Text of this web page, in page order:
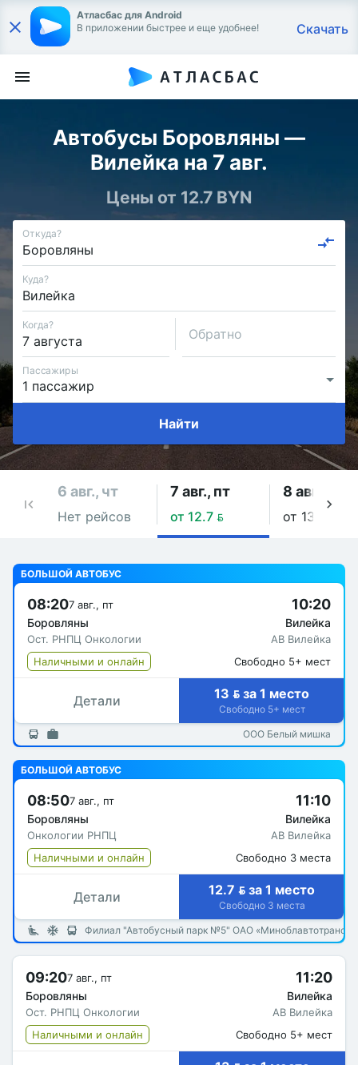
Атласбас для Android
В приложении быстрее и еще удобнее!
Скачать
Автобусы Боровляны —
Вилейка на 7 авг.
Цены от 12.7 BYN
Откуда?
Куда?
Когда?
Обратно
Пассажиры
Найти
6 авг., чт
Нет рейсов
7 авг., пт
от 12.7 
8 авг., сб
от 13 
БОЛЬШОЙ АВТОБУС
08:207 авг., пт
Боровляны
Ост. РНПЦ Онкологии
10:20
Вилейка
АВ Вилейка
Наличными и онлайн
Свободно 5+ мест
Детали 13  за 1 место
Свободно 5+ мест
ООО Белый мишка
БОЛЬШОЙ АВТОБУС
08:507 авг., пт
Боровляны
Онкологии РНПЦ
11:10
Вилейка
АВ Вилейка
Наличными и онлайн
Свободно 3 места
Детали 12.7  за 1 место
Свободно 3 места
Филиал "Автобусный парк №5" ОАО «Миноблавтотранс»
09:207 авг., пт
Боровляны
Ост. РНПЦ Онкологии
11:20
Вилейка
АВ Вилейка
Наличными и онлайн
Свободно 5+ мест